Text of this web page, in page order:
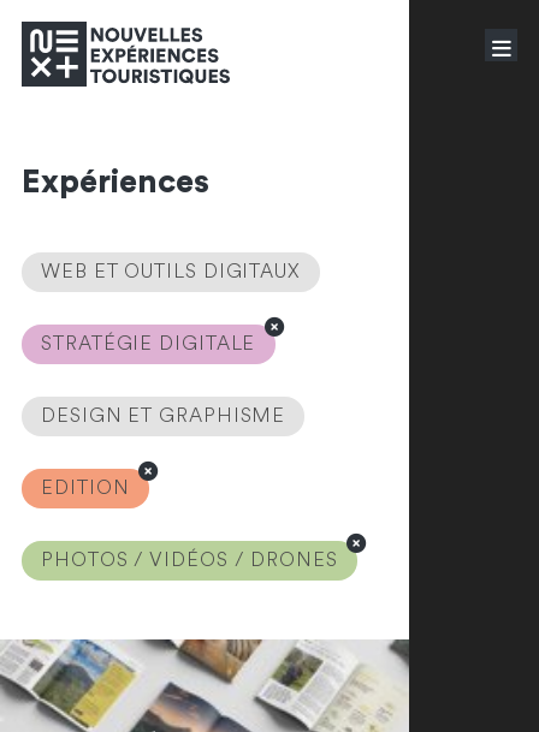
Expériences
WEB ET OUTILS DIGITAUX
STRATÉGIE DIGITALE
DESIGN ET GRAPHISME
EDITION
PHOTOS / VIDÉOS / DRONES